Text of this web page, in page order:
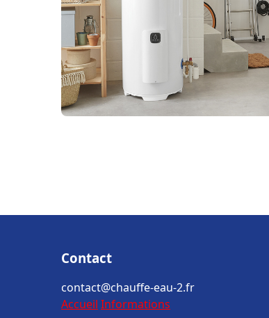
Contact
contact@chauffe-eau-2.fr
Accueil Informations